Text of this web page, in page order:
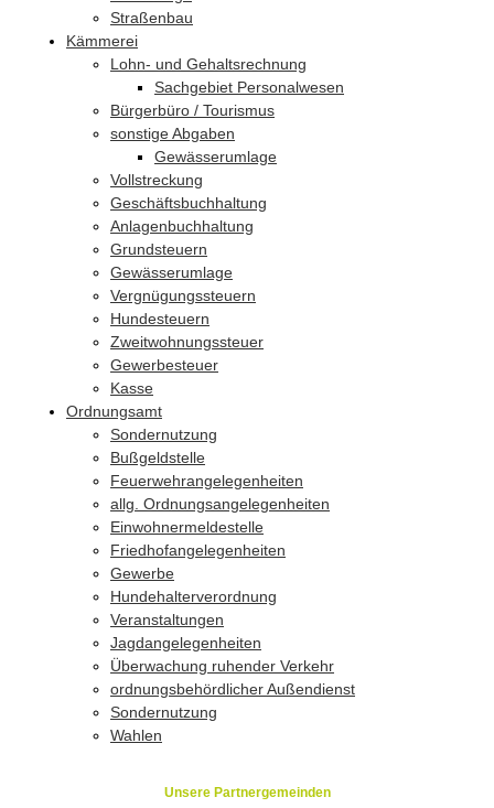
Straßenbau
Kämmerei
Lohn- und Gehaltsrechnung
Sachgebiet Personalwesen
Bürgerbüro / Tourismus
sonstige Abgaben
Gewässerumlage
Vollstreckung
Geschäftsbuchhaltung
Anlagenbuchhaltung
Grundsteuern
Gewässerumlage
Vergnügungssteuern
Hundesteuern
Zweitwohnungssteuer
Gewerbesteuer
Kasse
Ordnungsamt
Sondernutzung
Bußgeldstelle
Feuerwehrangelegenheiten
allg. Ordnungsangelegenheiten
Einwohnermeldestelle
Friedhofangelegenheiten
Gewerbe
Hundehalterverordnung
Veranstaltungen
Jagdangelegenheiten
Überwachung ruhender Verkehr
ordnungsbehördlicher Außendienst
Sondernutzung
Wahlen
Unsere Partnergemeinden